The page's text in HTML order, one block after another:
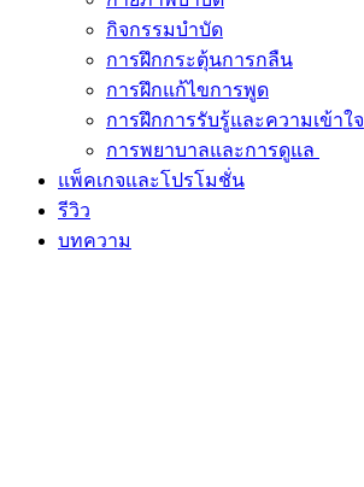
กิจกรรมบำบัด
การฝึกกระตุ้นการกลืน
การฝึกแก้ไขการพูด
การฝึกการรับรู้และความเข้าใจ
การพยาบาลและการดูแล
แพ็คเกจและโปรโมชั่น
รีวิว
บทความ